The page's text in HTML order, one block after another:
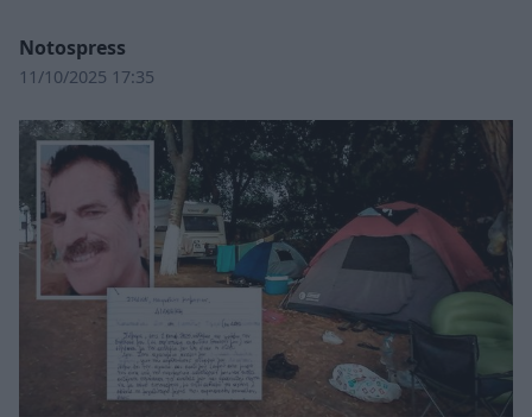
Notospress
11/10/2025 17:35